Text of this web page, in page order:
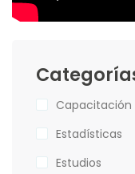
Capacitación
Estadísticas
Estudios